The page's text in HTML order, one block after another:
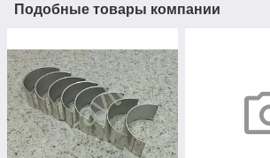
Подобные товары компании